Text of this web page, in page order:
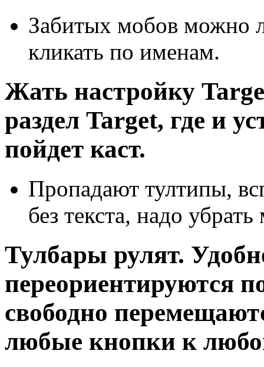
Забитых мобов можно
кликать по именам.
Жать настройку
раздел Target, где и
пойдет каст.
Пропадают тултипы,
без текста, надо
Тулбары рулят.
переориентируются
свободно
любые кнопки к